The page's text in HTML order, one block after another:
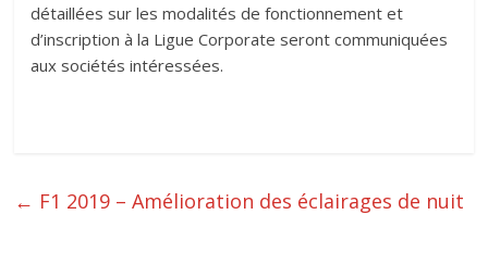
détaillées sur les modalités de fonctionnement et
d’inscription à la Ligue Corporate seront communiquées
aux sociétés intéressées.
← F1 2019 – Amélioration des éclairages de nuit